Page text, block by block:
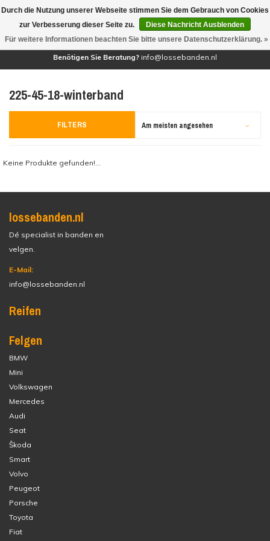
(0)
Benötigen Sie Beratung? info@lossebanden.nl
225-45-18-winterband
FILTERS Am meisten angesehen
Keine Produkte gefunden!...
lossebanden.nl
Dé specialist in banden en
velgen.
E-Mail:
info@lossebanden.nl
Reifen
Felgen
BMW
Mini
Volkswagen
Mercedes
Audi
Seat
Škoda
Smart
Volvo
Peugeot
Porsche
Toyota
Fiat
Durch die Nutzung unserer Webseite stimmen Sie dem Gebrauch von Cookies
zur Verbesserung dieser Seite zu.
Diese Nachricht Ausblenden
Für weitere Informationen beachten Sie bitte unsere Datenschutzerklärung. »